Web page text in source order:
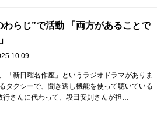
らじ”で活動 「両方があることで
「新日曜名作座」というラジオドラマがありま
タクシーで、聞き逃し機能を使って聴いている
行さんに代わって、段田安則さんが担…